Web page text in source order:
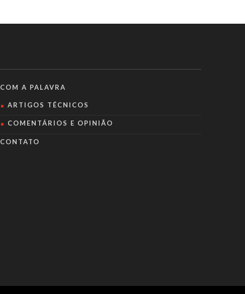
COM A PALAVRA
ARTIGOS TÉCNICOS
COMENTÁRIOS E OPINIÃO
CONTATO